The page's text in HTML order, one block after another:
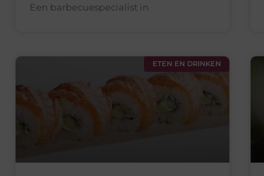
Een barbecuespecialist in
ETEN EN DRINKEN